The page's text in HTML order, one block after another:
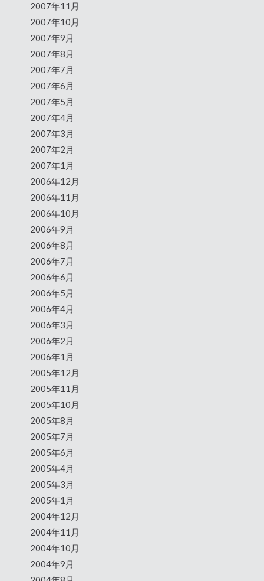
2007年11月
2007年10月
2007年9月
2007年8月
2007年7月
2007年6月
2007年5月
2007年4月
2007年3月
2007年2月
2007年1月
2006年12月
2006年11月
2006年10月
2006年9月
2006年8月
2006年7月
2006年6月
2006年5月
2006年4月
2006年3月
2006年2月
2006年1月
2005年12月
2005年11月
2005年10月
2005年8月
2005年7月
2005年6月
2005年4月
2005年3月
2005年1月
2004年12月
2004年11月
2004年10月
2004年9月